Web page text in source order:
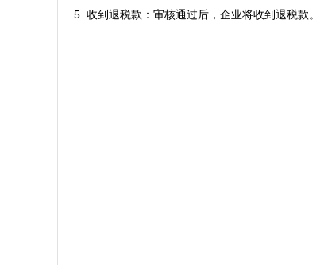
5. 收到退税款：审核通过后，企业将收到退税款。